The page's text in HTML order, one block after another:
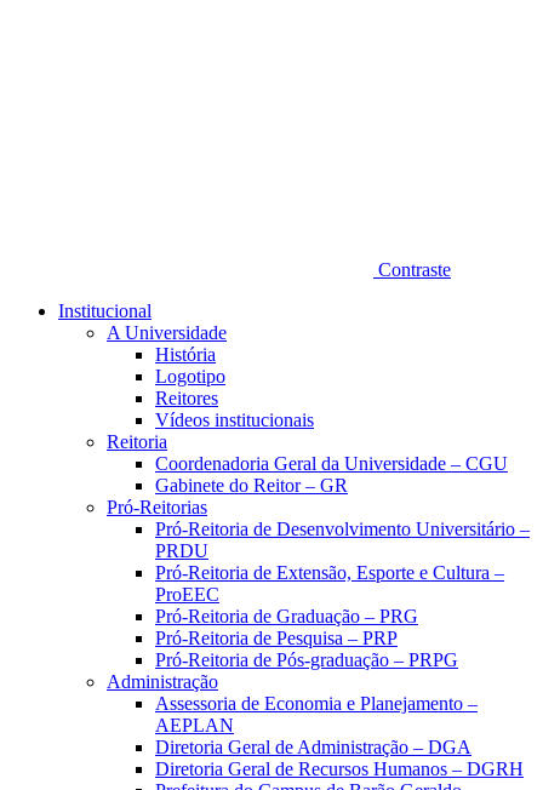
Contraste
Institucional
A Universidade
História
Logotipo
Reitores
Vídeos institucionais
Reitoria
Coordenadoria Geral da Universidade – CGU
Gabinete do Reitor – GR
Pró-Reitorias
Pró-Reitoria de Desenvolvimento Universitário –
PRDU
Pró-Reitoria de Extensão, Esporte e Cultura –
ProEEC
Pró-Reitoria de Graduação – PRG
Pró-Reitoria de Pesquisa – PRP
Pró-Reitoria de Pós-graduação – PRPG
Administração
Assessoria de Economia e Planejamento –
AEPLAN
Diretoria Geral de Administração – DGA
Diretoria Geral de Recursos Humanos – DGRH